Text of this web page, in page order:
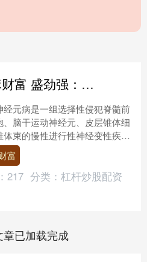
芝麻财富 盛劲强：临床上运动神经元病是什么样的？_进展_患者_治疗
经元病是一组选择性侵犯脊髓前
、脑干运动神经元、皮层锥体细
体束的慢性进行性神经变性疾
病病因尚未完全明确，可能与遗
环境因素（如重金....
富
217 分类： 杠杆炒股配资
章已加载完成